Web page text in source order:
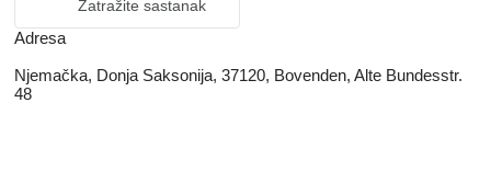
Zatražite sastanak
Adresa
Njemačka, Donja Saksonija, 37120, Bovenden, Alte Bundesstr.
48